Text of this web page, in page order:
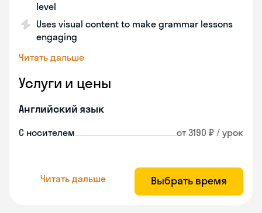
level
Uses visual content to make grammar lessons
engaging
Читать дальше
Услуги и цены
Английский язык
С носителем от 3190 ₽ / урок
Читать дальше Выбрать время